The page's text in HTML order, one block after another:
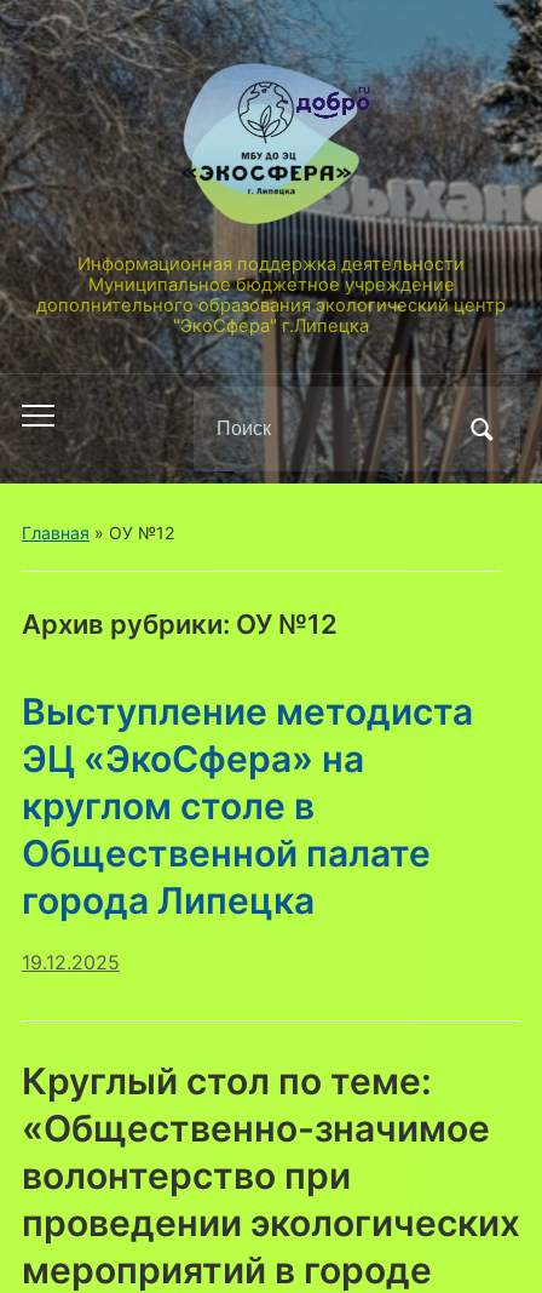
Информационная поддержка деятельности
Муниципальное бюджетное учреждение
дополнительного образования экологический центр
"ЭкоСфера" г.Липецка
Переключить
мобильное
меню
Поиск
по:
Главная » ОУ №12
Архив рубрики: ОУ №12
Выступление методиста
ЭЦ «ЭкоСфера» на
круглом столе в
Общественной палате
города Липецка
19.12.2025
Круглый стол по теме:
«Общественно-значимое
волонтерство при
проведении экологических
мероприятий в городе